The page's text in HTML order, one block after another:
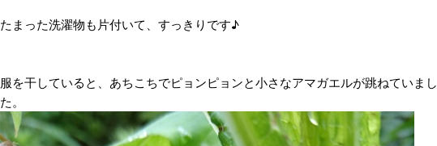
たまった洗濯物も片付いて、すっきりです♪
服を干していると、あちこちでピョンピョンと小さなアマガエルが跳ねていまし
た。